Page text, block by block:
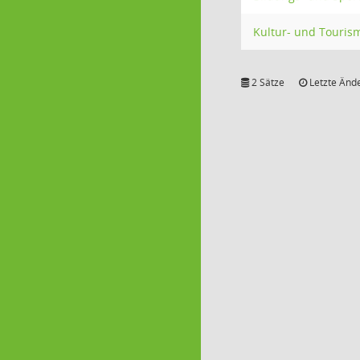
Kultur- und
2 Sätze Letzte